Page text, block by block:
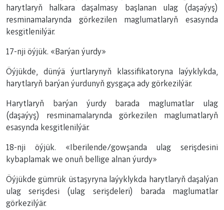
harytlaryň halkara daşalmasy başlanan ulag (daşaýyş)
resminamalarynda görkezilen maglumatlaryň esasynda
kesgitlenilýär.
17-nji öýjük. «Barýan ýurdy»
Öýjükde, dünýä ýurtlarynyň klassifikatoryna laýyklykda,
harytlaryň barýan ýurdunyň gysgaça ady görkezilýär.
Harytlaryň barýan ýurdy barada maglumatlar ulag
(daşaýyş) resminamalarynda görkezilen maglumatlaryň
esasynda kesgitlenilýär.
18-nji öýjük. «Iberilende/gowşanda ulag serişdesini
kybaplamak we onuň bellige alnan ýurdy»
Öýjükde gümrük üstaşyryna laýyklykda harytlaryň daşalýan
ulag serişdesi (ulag serişdeleri) barada maglumatlar
görkezilýär.